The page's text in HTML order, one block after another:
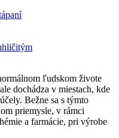
ľudskom živote
dochádza v miestach, kde
Bežne sa s týmto
priemysle, v rámci
a farmácie, pri výrobe